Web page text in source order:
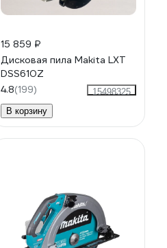
15 859 ₽
Дисковая пила Makita LXT
DSS610Z
4.8(199)
15498325
В корзину